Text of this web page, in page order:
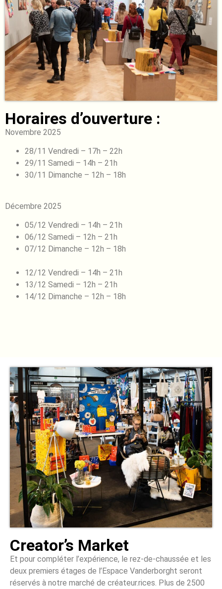
Horaires d’ouverture :
Novembre 2025
28/11 Vendredi – 17h – 22h
29/11 Samedi – 14h – 21h
30/11 Dimanche – 12h – 18h
Décembre 2025
05/12 Vendredi – 14h – 21h
06/12 Samedi – 12h – 21h
07/12 Dimanche – 12h – 18h
12/12 Vendredi – 14h – 21h
13/12 Samedi – 12h – 21h
14/12 Dimanche – 12h – 18h
Creator’s Market
Et pour compléter l’expérience, le rez-de-chaussée et les
deux premiers étages de l’Espace Vanderborght seront
réservés à notre marché de créateur.rices. Plus de 2500